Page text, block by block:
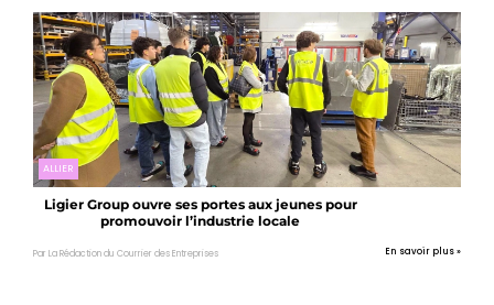
ALLIER
Ligier Group ouvre ses portes aux jeunes pour
promouvoir l’industrie locale
Par La Rédaction du Courrier des Entreprises En savoir plus »